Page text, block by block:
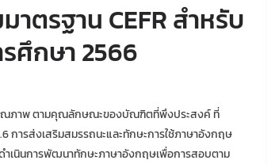
ตรฐาน CEFR สำหรับ
ศึกษา 2566
ณภาพ ตามคุณลักษณะของบัณฑิตที่พึงประสงค์ ที่
ารส่งเสริมสมรรถนะและทักษะการใช้ภาษาอังกฤษ
ำเนินการพัฒนาทักษะภาษาอังกฤษเพื่อการสอบตาม